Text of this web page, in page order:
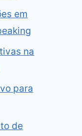
em
na
para
de